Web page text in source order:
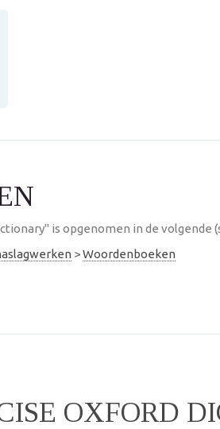
is opgenomen in de volgende
>Woordenboeken
OXFORD